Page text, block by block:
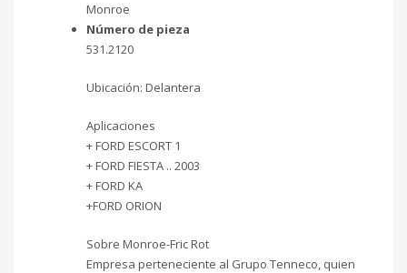
Monroe
Número de pieza
531.2120
Ubicación: Delantera
Aplicaciones
+ FORD ESCORT 1
+ FORD FIESTA .. 2003
+ FORD KA
+FORD ORION
Sobre Monroe-Fric Rot
Empresa perteneciente al Grupo Tenneco, quien